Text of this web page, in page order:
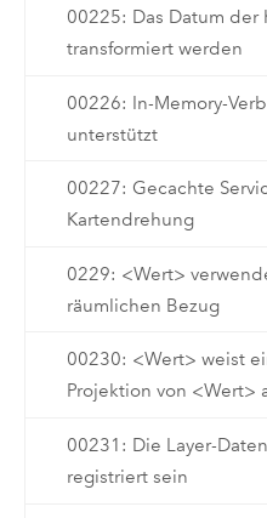
00225: Das Datum der
transformiert werden
00226: In-Memory-
unterstützt
00227: Gecachte
Kartendrehung
0229: <Wert>
räumlichen Bezug
00230: <Wert> weist
Projektion von <Wert>
00231: Die Layer-
registriert sein